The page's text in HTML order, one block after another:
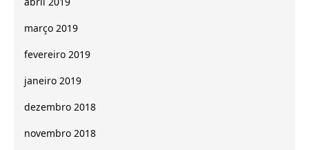
março 2019
fevereiro 2019
janeiro 2019
dezembro 2018
novembro 2018